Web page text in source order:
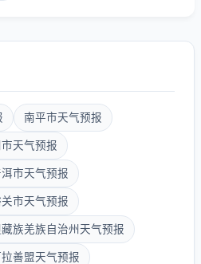
南平市天气预报
天气预报
市天气预报
市天气预报
藏族羌族自治州天气预报
拉善盟天气预报